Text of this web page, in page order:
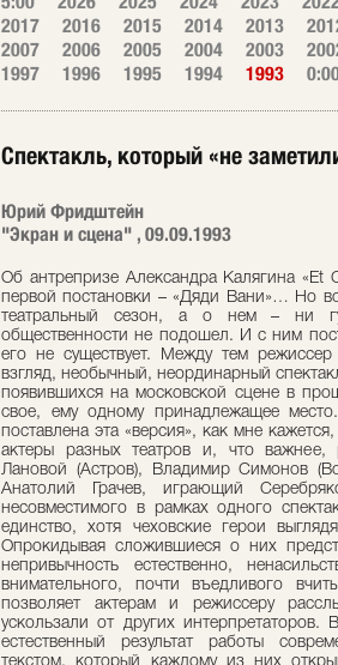
2017
2016 2015 2014 2013
2007
2006 2005 2004 2003
1997
1996 1995 1994 1993
Спектакль, который «не
Юрий Фридштейн
"Экран и сцена" , 09.09.1993
Об антрепризе Александра Калягина «Et Cetera» писали много: интервью, анонсы первой постановки – «Дяди Вани»… Но вот спектакль вышел, вот уже закончился театральный сезон, а о нем – ни гу-гу. Тишина. Спектакль театральной общественности не подошел. И с ним поступили очень просто – сделали вид, что его не существует. Между тем режиссер Александр Сабинин поставил, на мой взгляд, необычный, неординарный спектакль и в череде интерпретаций этой пьесы, появившихся на московской сцене в прошлом сезоне, он, несомненно, занимает свое, ему одному принадлежащее место. Т разобраться в том, как и про что поставлена эта «версия», как мне кажется, крайне интересно. В постановке заняты актеры разных театров и, что важнее, разных школ: вахтанговцы – Василий Лановой (Астров), Владимир Симонов (Войницкий) и актер эфросовской школы Анатолий Грачев, играющий Серебрякова. Из этого, казалось бы, почти несовместимого в рамках одного спектакля сочетания рождается тем не менее единство, хотя чеховские герои выглядят весьма непривычно, можно сказать. Опрокидывая сложившиеся о них представления. Но рождается эта новизна и непривычность естественно, ненасильственно, рождается, прежде всего, из внимательного, почти въедливого вчитывания в текст – и это «вчитывание» позволяет актерам и режиссеру расслышать те интонации, тот смысл, что ускользали от других интерпретаторов. В этой новизне нет самоцели, но лишь естественный результат работы современных художников над классическим текстом, который каждому из них открывается собственным поворотом мысли. Непривычен Войницкий, которого Владимир Симонов подчас с чрезмерной настойчивостью развенчивает, играя «шута горохового», как аттестует его Астров. Нестерпимо шумного, нестерпимо пошлого, нестерпимо фальшивого во всем. Все его заклинания относительно Шопенгауэра и Достоевского, в нем будто бы «погибших», – полная ерунда. Он играет человека, который не случайно потратил всю жизнь на подсчеты гороха и постного масла, ибо ничего другого он сделать не в состоянии. Прекрасно понимаю, что подобное решение традиционно «романтического» и столь же традиционно нежно всеми нами любимого (и неизменно оплакиваемого) Ивана Петровича Войницкого, может и испугать, и оттолкнуть. И показаться «не-чеховским», но это так. Как мне кажется, Чехов, написавший свою последнюю пьесу за тринадцать лет до 1917 года, тем не менее, во многих произведениях – и не только драматических, пророчески (горестно-пророчески) воссоздавал в разных ситуациях, на примере самых разных героев процесс духовного вырождения дворянства, интеллектуальной элиты, просто – того, что называется в России интеллигенцией. И это отнюдь не только дядя Ваня – но и Лаевский (что фантастически точно, и тоже со скальпелем в руках, ощутил и сыграл Олег Даль); это же ощущение пронизывало замечательный фильм Никиты Михалкова «Неоконченная пьеса для механического пианино», где именно распад – духовный, нравственный, интеллектуальный – был продемонстрирован на примере практически всех его героев. И венчал сонм этих людей персонаж Олега Табакова, с этим его «криком марала» и прочими замечательными актерскими находками, цель которых была одна – продемонстрировать всю глубину падения этого человека, этого представителя «белой кости», как он сам себя величает. И финал фильма – несостоявшееся самоубийство Платонова – все равно его смерть, его конец: достаточно вспомнить лицо Калягина в последних кадрах, его глаза. Выплеск, бунт, порыв водопад – и все. Характерно, что позже Иванов – развитие и уточнение Чеховым собственного Платонова – покончит-таки с собой, потому что не захочет превратиться в Лебедева. И ведь не убитый на дуэли Лаевский тоже уходит после нее мертвым человеком. Он отказывается от себя настоящего, предает собственные мечты. И пре красно это осознает – умный! Глаза Даля говорили об этом все то, что не было написано в тексте, но они говорили ровно то, что видел в судьбе героя Чехов. Ну. А если отвлечься от Чехова. Хотя усомниться в правоте его пророчеств трудно – их подтверждает История, но все же. Совсем иной пример, иной писатель, иная судьба. Борис Константинович Зайцев, роман «золотой узор», написанный в 1926 году: не за тринадцать лет до, а девять лет спустя… Не хочется пересказывать сюжет– он замечателен, занимателен и столь же трагичен, как и чеховские сюжеты, хотя. В отличие от большинства чеховских героев, героиня Зайцева трагизма этого не осознает, точнее, не умеет осознать, ей это не дано. Но та же, математически выверенная мысль, причем мысль, возникшая у писателя, уже живущего в эмиграции, уже все испытавшего и мучительно пытающегося осознать, осмыслить причины случившегося. И, увы, причина одна: слепота, праздность, потеря нравственных ориентиров у тех, кого привыкли называть «солью нации». Действительная, не на словах, утрата связей со страной, с ее жизнью, ее реальными бедами и проблемами. Можно ли представить на месте чеховской Раневской – Татьяну Ларину, на месте зайцевской Наташи – другую Наташу, Ростову, на месте, наконец,